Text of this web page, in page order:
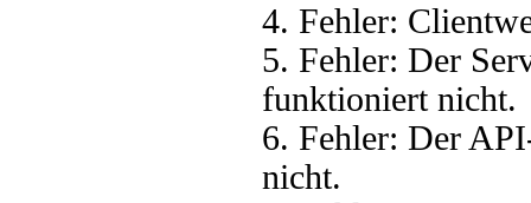
4. Fehler:
5. Fehler: Der
funktioniert nicht.
6. Fehler: Der
nicht.